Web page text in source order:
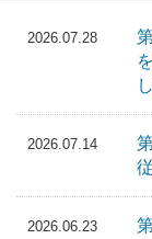
2026.07.28
2026.07.14
2026.06.23